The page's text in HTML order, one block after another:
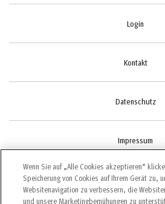
Login
Kontakt
Datenschutz
Impressum
Cookie-
Wenn Sie auf „Alle Cookies akzeptieren“
Speicherung von Cookies auf Ihrem Gerät zu,
Websitenavigation zu verbessern, die
und unsere Marketingbemühungen zu